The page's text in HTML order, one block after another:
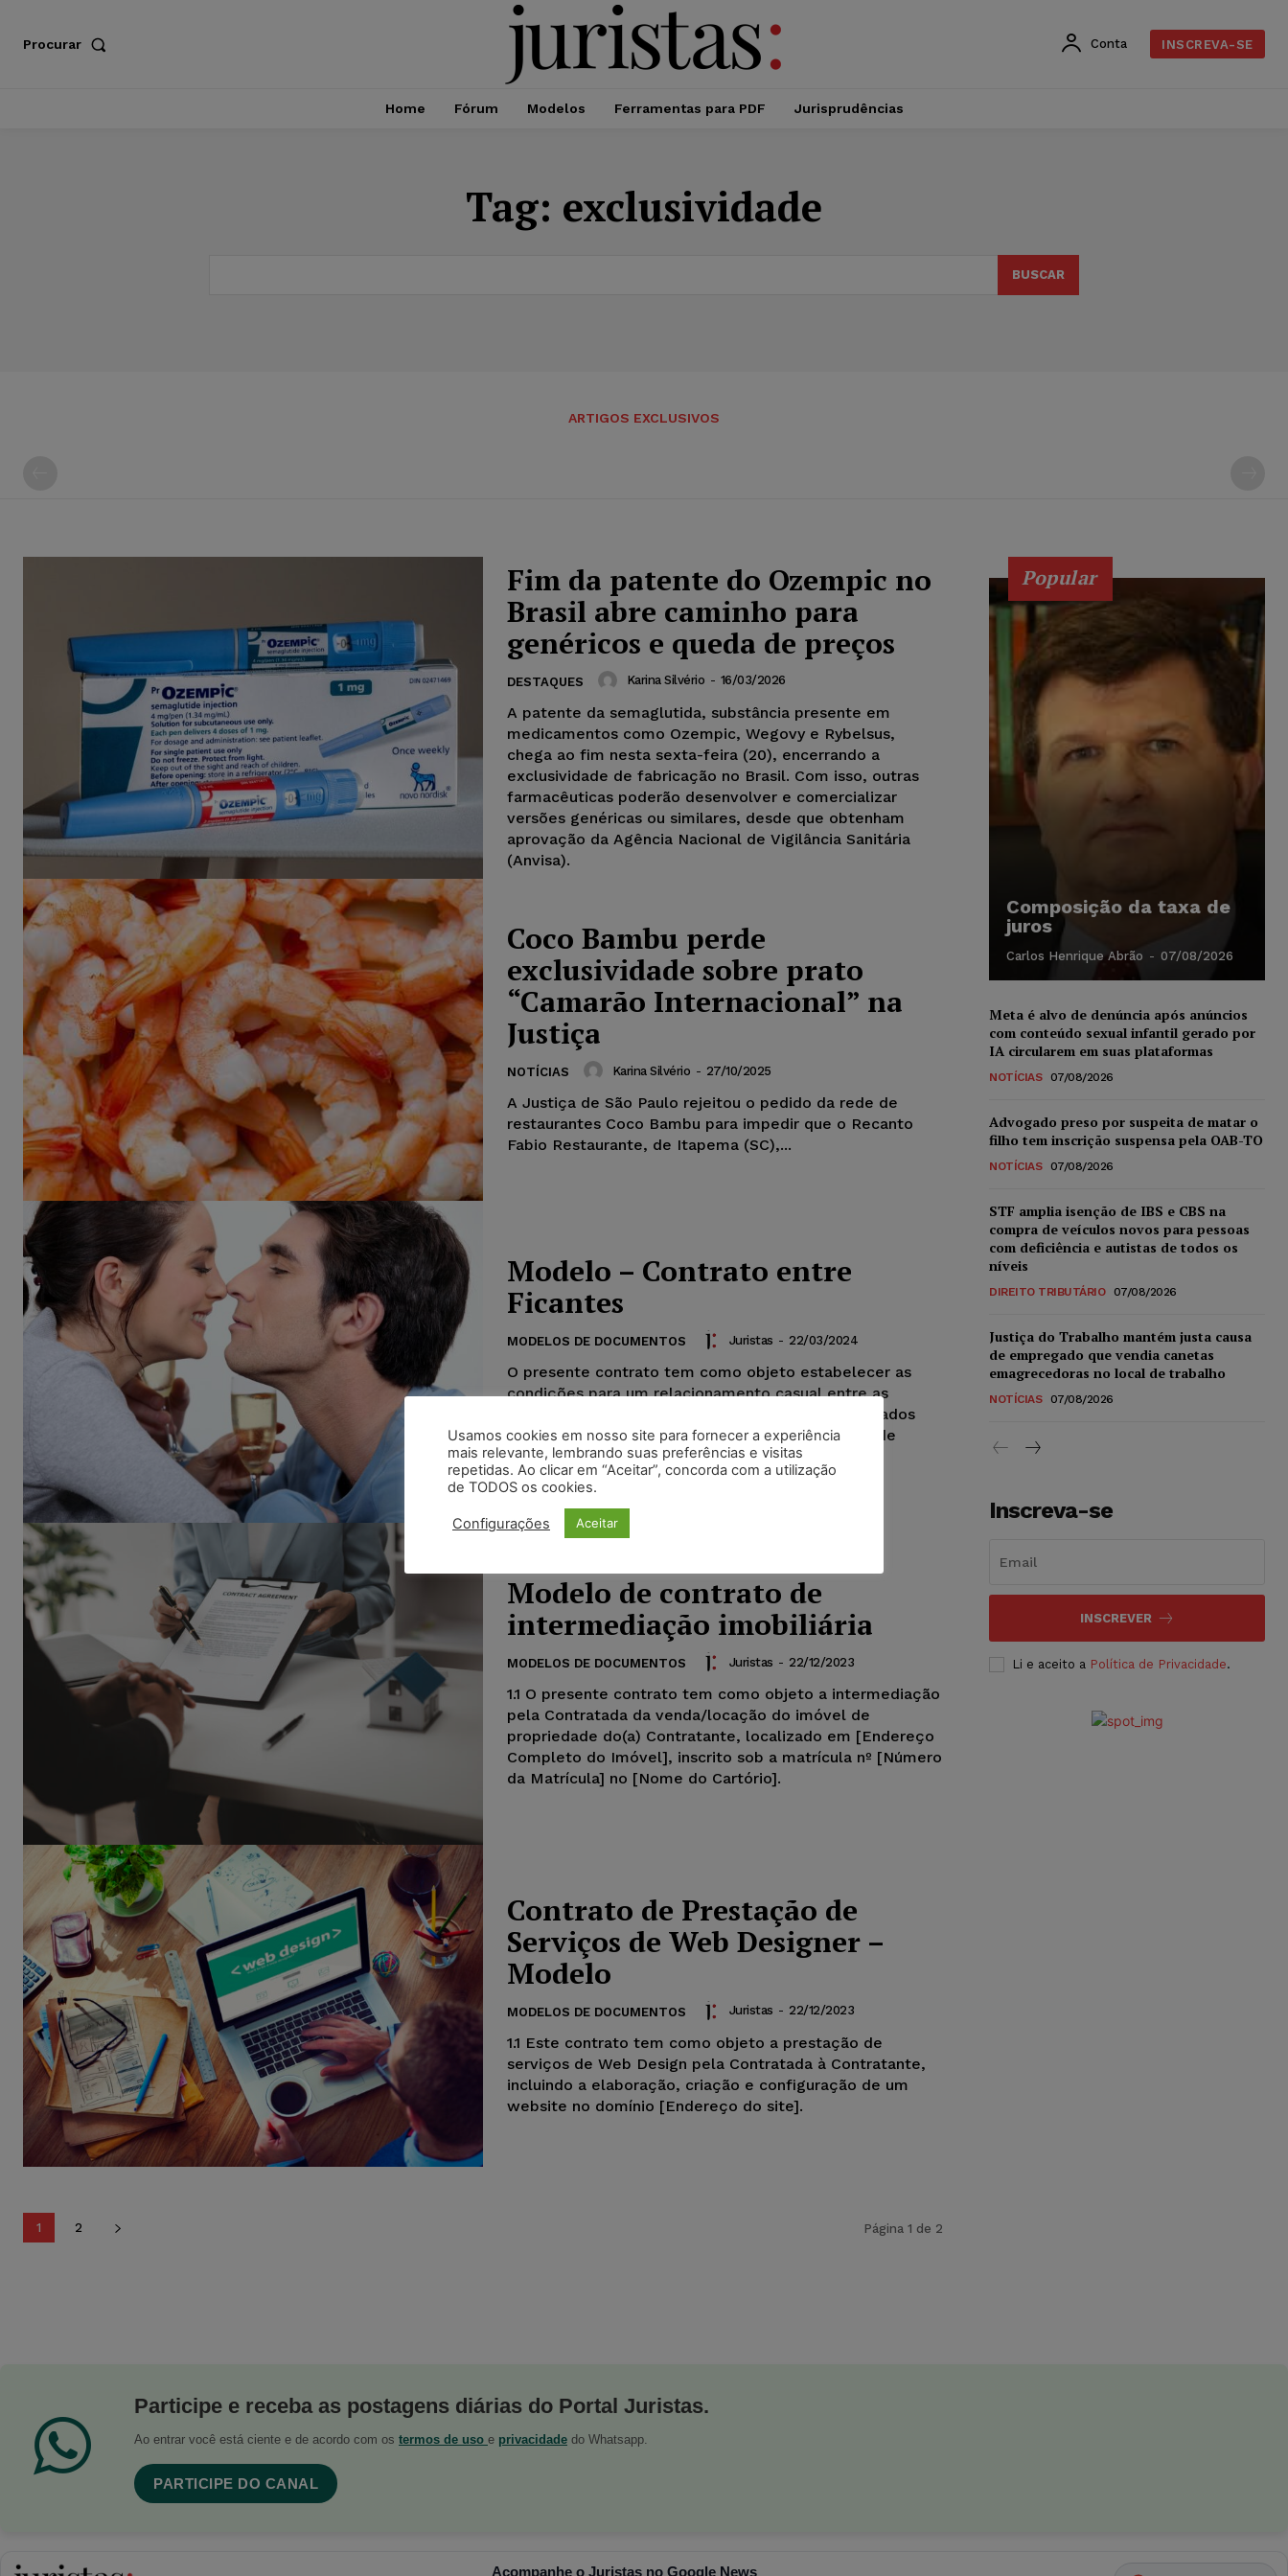
Procurar Conta INSCREVA-SE
Home Fórum Modelos Ferramentas para PDF Jurisprudências
Tag: exclusividade
BUSCAR
ARTIGOS EXCLUSIVOS
Fim da patente do Ozempic no
Brasil abre caminho para
genéricos e queda de preços
DESTAQUES Karina Silvério - 16/03/2026
A patente da semaglutida, substância presente em
medicamentos como Ozempic, Wegovy e Rybelsus,
chega ao fim nesta sexta-feira (20), encerrando a
exclusividade de fabricação no Brasil. Com isso, outras
farmacêuticas poderão desenvolver e comercializar
versões genéricas ou similares, desde que obtenham
aprovação da Agência Nacional de Vigilância Sanitária
(Anvisa).
Coco Bambu perde
exclusividade sobre prato
“Camarão Internacional” na
Justiça
NOTÍCIAS Karina Silvério - 27/10/2025
A Justiça de São Paulo rejeitou o pedido da rede de
restaurantes Coco Bambu para impedir que o Recanto
Fabio Restaurante, de Itapema (SC),...
Modelo – Contrato entre
Ficantes
MODELOS DE DOCUMENTOS Juristas - 22/03/2024
O presente contrato tem como objeto estabelecer as
condições para um relacionamento casual entre as
partes, definindo direitos e deveres, sempre pautados
pelo respeito mútuo, liberdade e consentimento de
ambas as partes.
Modelo de contrato de
intermediação imobiliária
MODELOS DE DOCUMENTOS Juristas - 22/12/2023
1.1 O presente contrato tem como objeto a intermediação
pela Contratada da venda/locação do imóvel de
propriedade do(a) Contratante, localizado em [Endereço
Completo do Imóvel], inscrito sob a matrícula nº [Número
da Matrícula] no [Nome do Cartório].
Contrato de Prestação de
Serviços de Web Designer –
Modelo
MODELOS DE DOCUMENTOS Juristas - 22/12/2023
1.1 Este contrato tem como objeto a prestação de
serviços de Web Design pela Contratada à Contratante,
incluindo a elaboração, criação e configuração de um
website no domínio [Endereço do site].
1 2 Página 1 de 2
Popular
Composição da taxa de
juros
Carlos Henrique Abrão - 07/08/2026
Meta é alvo de denúncia após anúncios
com conteúdo sexual infantil gerado por
IA circularem em suas plataformas
NOTÍCIAS 07/08/2026
Advogado preso por suspeita de matar o
filho tem inscrição suspensa pela OAB-TO
NOTÍCIAS 07/08/2026
STF amplia isenção de IBS e CBS na
compra de veículos novos para pessoas
com deficiência e autistas de todos os
níveis
DIREITO TRIBUTÁRIO 07/08/2026
Justiça do Trabalho mantém justa causa
de empregado que vendia canetas
emagrecedoras no local de trabalho
NOTÍCIAS 07/08/2026
Inscreva-se
INSCREVER
Li e aceito a Política de Privacidade.
Participe e receba as postagens diárias do Portal Juristas.
Ao entrar você está ciente e de acordo com os termos de uso e privacidade do Whatsapp.
PARTICIPE DO CANAL
Acompanhe o Juristas no Google News
Usamos cookies em nosso site para fornecer a experiência
mais relevante, lembrando suas preferências e visitas
repetidas. Ao clicar em “Aceitar”, concorda com a utilização
de TODOS os cookies.
Configurações Aceitar